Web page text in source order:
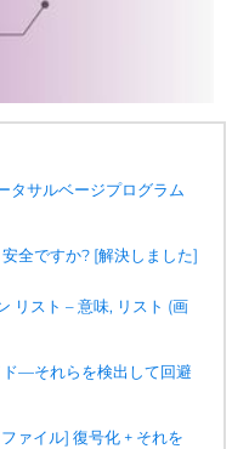
タサルベージプログラム
全ですか? [解決しました]
リスト – 意味, リスト (画
—それらを検出して回避
ァイル] 復号化 + それを